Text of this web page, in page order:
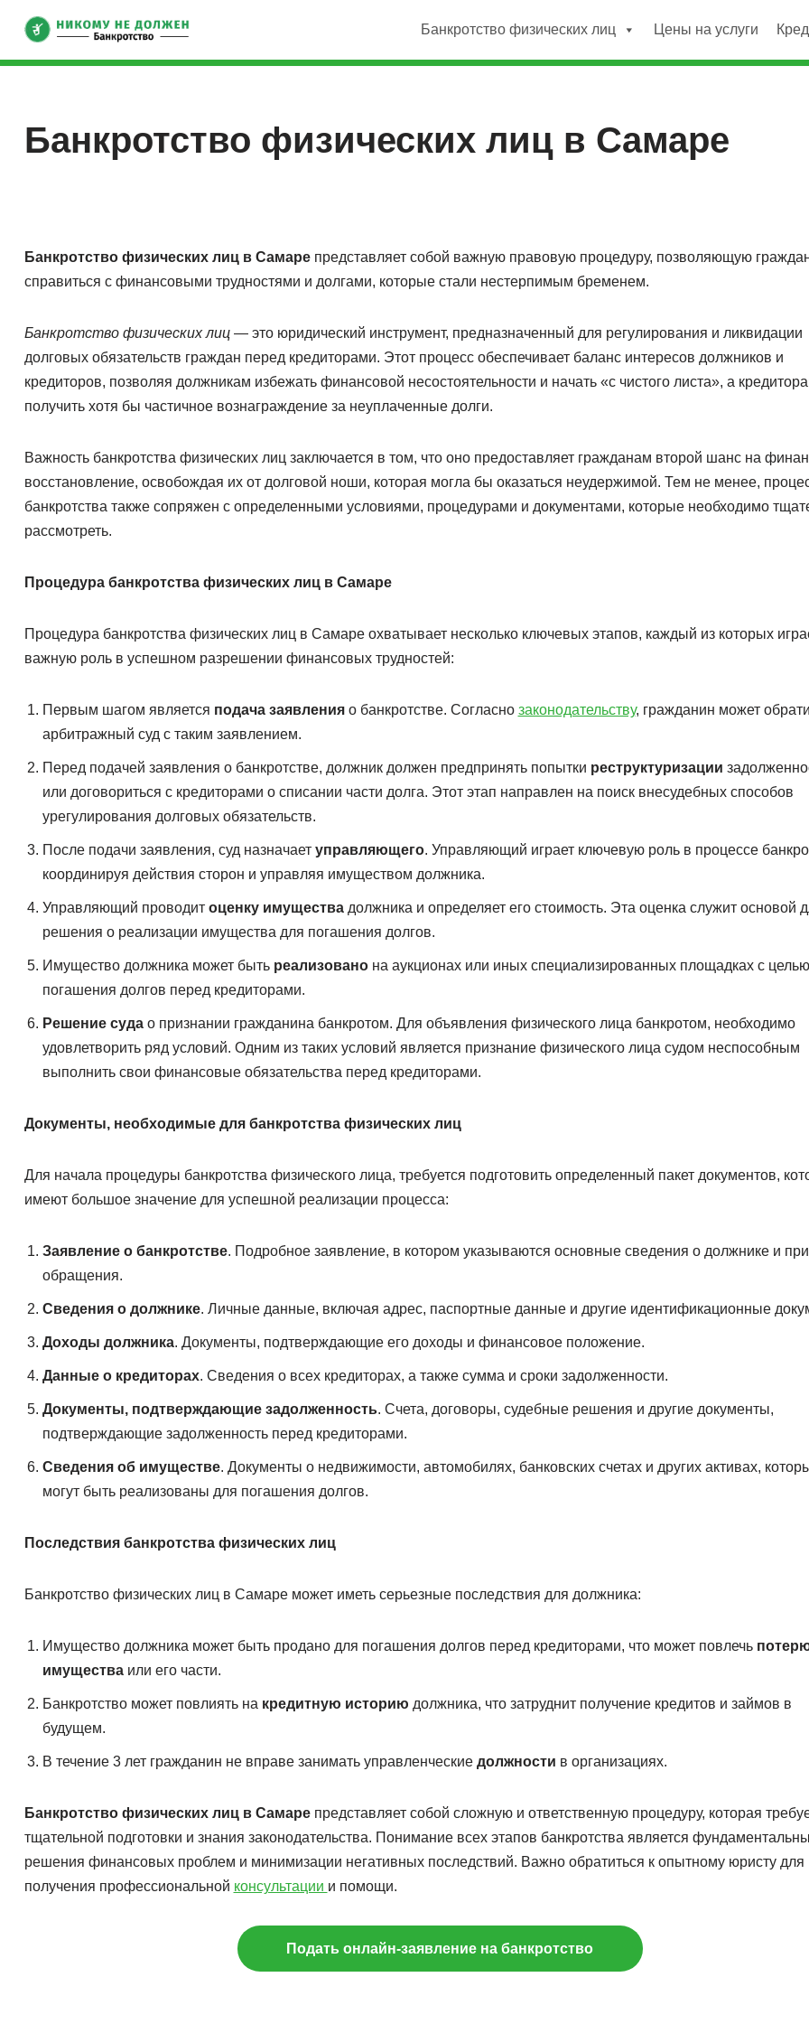
Банкротство физических лиц Цены на услуги
Банкротство физических лиц в Самаре
Банкротство физических лиц в Самарепредставляет собой важную правовую процедуру, позволяющую
справиться с финансовыми трудностями и долгами, которые стали нестерпимым бременем.
Банкротство физических лиц — это юридический инструмент, предназначенный для регулирования и ликвидации
долговых обязательств граждан перед кредиторами. Этот процесс обеспечивает баланс интересов должников и
кредиторов, позволяя должникам избежать финансовой несостоятельности и начать «с чистого листа», а
получить хотя бы частичное вознаграждение за неуплаченные долги.
Важность банкротства физических лиц заключается в том, что оно предоставляет гражданам второй шанс на
восстановление, освобождая их от долговой ноши, которая могла бы оказаться неудержимой. Тем не менее,
банкротства также сопряжен с определенными условиями, процедурами и документами, которые необходимо
рассмотреть.
Процедура банкротства физических лиц в Самаре
Процедура банкротства физических лиц в Самаре охватывает несколько ключевых этапов, каждый из которых
важную роль в успешном разрешении финансовых трудностей:
Первым шагом является подача заявленияо банкротстве. Согласно законодательству, гражданин может
арбитражный суд с таким заявлением.
Перед подачей заявления о банкротстве, должник должен предпринять попытки реструктуризации
или договориться с кредиторами о списании части долга. Этот этап направлен на поиск внесудебных способов
урегулирования долговых обязательств.
После подачи заявления, суд назначаетуправляющего. Управляющий играет ключевую роль в процессе
координируя действия сторон и управляя имуществом должника.
Управляющий проводит оценку имуществадолжника и определяет его стоимость. Эта оценка служит основой
решения о реализации имущества для погашения долгов.
Имущество должника может быть реализованона аукционах или иных специализированных площадках с целью
погашения долгов перед кредиторами.
Решение судао признании гражданина банкротом. Для объявления физического лица банкротом, необходимо
удовлетворить ряд условий. Одним из таких условий является признание физического лица судом неспособным
выполнить свои финансовые обязательства перед кредиторами.
Документы, необходимые для банкротства физических лиц
Для начала процедуры банкротства физического лица, требуется подготовить определенный пакет документов,
имеют большое значение для успешной реализации процесса:
Заявление о банкротстве. Подробное заявление, в котором указываются основные сведения о должнике и
обращения.
Сведения о должнике. Личные данные, включая адрес, паспортные данные и другие идентификационные
Доходы должника. Документы, подтверждающие его доходы и финансовое положение.
Данные о кредиторах. Сведения о всех кредиторах, а также сумма и сроки задолженности.
Документы, подтверждающие задолженность. Счета, договоры, судебные решения и другие документы,
подтверждающие задолженность перед кредиторами.
Сведения об имуществе. Документы о недвижимости, автомобилях, банковских счетах и других активах,
могут быть реализованы для погашения долгов.
Последствия банкротства физических лиц
Банкротство физических лиц в Самаре может иметь серьезные последствия для должника:
Имущество должника может быть продано для погашения долгов перед кредиторами, что может повлечь
имуществаили его части.
Банкротство может повлиять на кредитную историю должника, что затруднит получение кредитов и займов в
будущем.
В течение 3 лет гражданин не вправе занимать управленческие должности в организациях.
Банкротство физических лиц в Самарепредставляет собой сложную и ответственную процедуру, которая
тщательной подготовки и знания законодательства. Понимание всех этапов банкротства является
решения финансовых проблем и минимизации негативных последствий. Важно обратиться к опытному юристу для
получения профессиональной консультации и помощи.
Подать онлайн-заявление на банкротство